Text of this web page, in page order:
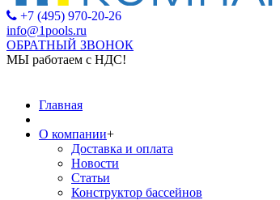
+7 (495) 970-20-26
info@1pools.ru
ОБРАТНЫЙ ЗВОНОК
МЫ работаем с НДС!
Главная
О компании+
Доставка и оплата
Новости
Статьи
Конструктор бассейнов